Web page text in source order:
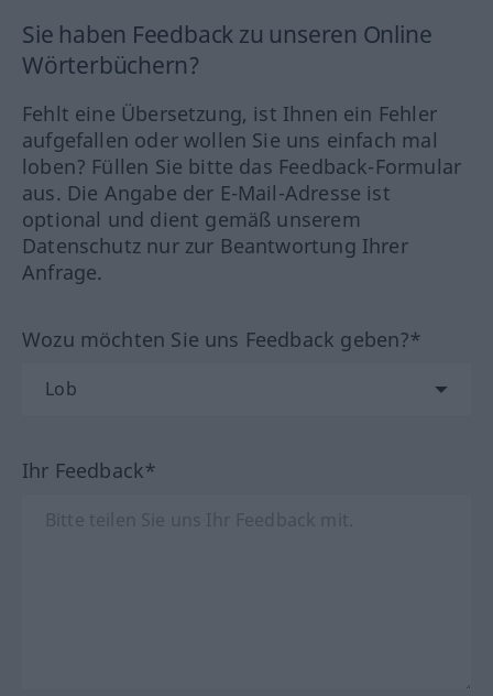
Sie haben Feedback zu unseren Online
Wörterbüchern?
Fehlt eine Übersetzung, ist Ihnen ein Fehler
aufgefallen oder wollen Sie uns einfach mal
loben? Füllen Sie bitte das Feedback-Formular
aus. Die Angabe der E-Mail-Adresse ist
optional und dient gemäß unserem
Datenschutz nur zur Beantwortung Ihrer
Anfrage.
Wozu möchten Sie uns Feedback geben?*
Ihr Feedback*